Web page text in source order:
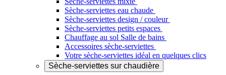
Sèche-serviettes eau chaude
Sèche-serviettes design / couleur
Sèche-serviettes petits espaces
Chauffage au sol Salle de bains
Accessoires sèche-serviettes
Votre sèche-serviettes idéal en quelques clics
Sèche-serviettes sur chaudière